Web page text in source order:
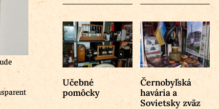
Učebné
pomôcky
Černobyľská
havária a
Sovietsky zväz